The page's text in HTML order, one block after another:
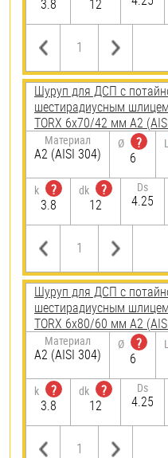
3.8 12
Шуруп для ДСП с
шестирадиусным
TORX 6х70/42 мм А2
Материал
А2 (AISI 304)
Ø
?
6
k
?
3.8
dk
?
12
Ds
4.25
Шуруп для ДСП с
шестирадиусным
TORX 6х80/60 мм А2
Материал
А2 (AISI 304)
Ø
?
6
k
?
3.8
dk
?
12
Ds
4.25